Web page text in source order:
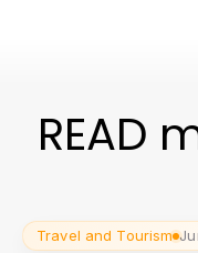
READ
Travel and Tourism